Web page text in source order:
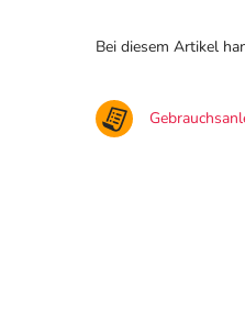
Bei diesem Artikel